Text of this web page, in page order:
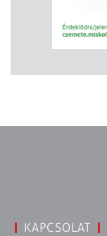
KAPCSOLAT